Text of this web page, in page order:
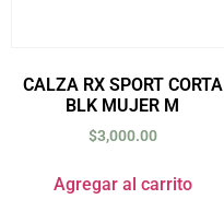
CALZA RX SPORT CORTA
BLK MUJER M
$3,000.00
Agregar al carrito